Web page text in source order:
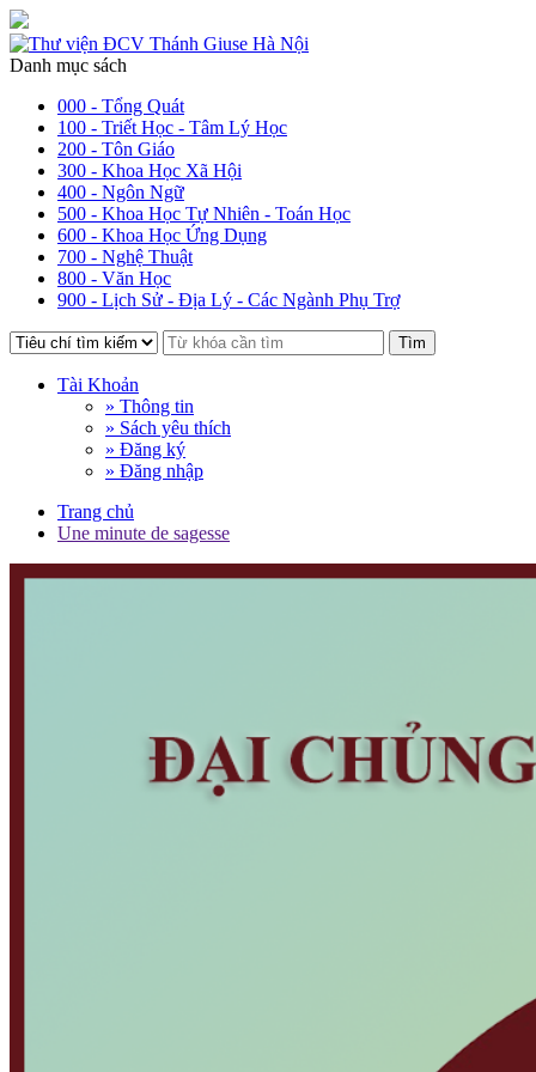
Danh mục sách
000 - Tổng Quát
100 - Triết Học - Tâm Lý Học
200 - Tôn Giáo
300 - Khoa Học Xã Hội
400 - Ngôn Ngữ
500 - Khoa Học Tự Nhiên - Toán Học
600 - Khoa Học Ứng Dụng
700 - Nghệ Thuật
800 - Văn Học
900 - Lịch Sử - Địa Lý - Các Ngành Phụ Trợ
Tìm
Tài Khoản
» Thông tin
» Sách yêu thích
» Đăng ký
» Đăng nhập
Trang chủ
Une minute de sagesse